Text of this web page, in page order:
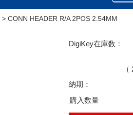
> CONN HEADER R/A 2POS 2.54MM
DigiKey在庫数：
（
納期：
購入数量